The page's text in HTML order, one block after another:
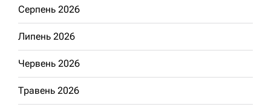
Серпень 2026
Липень 2026
Червень 2026
Травень 2026